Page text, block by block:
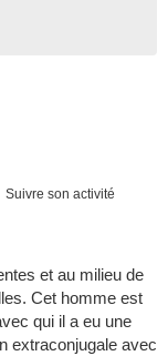
Suivre son activité
et au milieu de
Cet homme est
qui il a eu une
extraconjugale avec